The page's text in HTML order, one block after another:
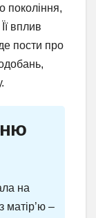
покоління,
вплив
пости про
на
матір’ю –